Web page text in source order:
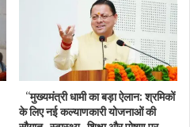
“मुख्यमंत्री धामी का बड़ा ऐलान: श्रमिकों
के लिए नई कल्याणकारी योजनाओं की